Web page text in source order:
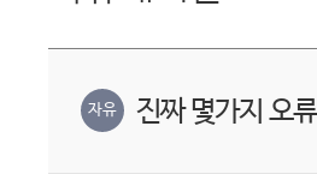
자유 진짜 몇가지 오